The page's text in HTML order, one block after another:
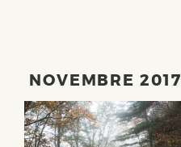
NOVEMBRE 2017